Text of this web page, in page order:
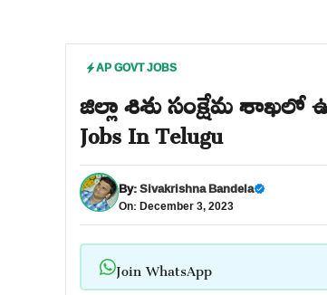
AP GOVT JOBS
జిల్లా శిశు సంక్షేమ శాఖలో
Jobs In Telugu
By:Sivakrishna Bandela
On: December 3, 2023
Join WhatsApp